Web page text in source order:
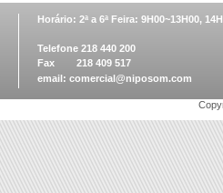
Horário: 2ª a 6ª Feira: 9H00~13H00,
Telefone 218 440 200
Fax 218 409 517
email: comercial@niposom.com